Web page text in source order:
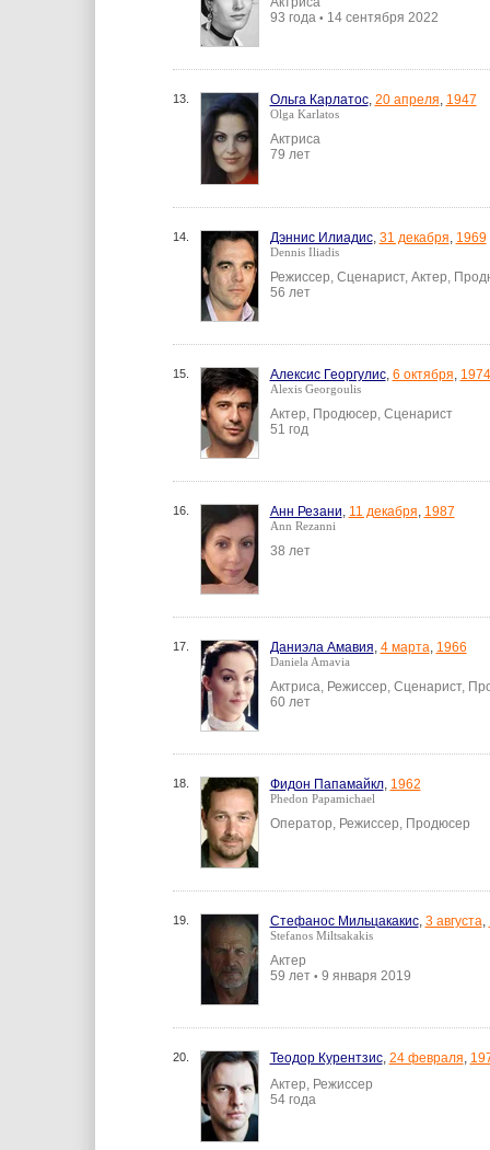
93 года • 14 сентября 2022
13. Ольга Карлатос, 20 апреля, 1947
Olga Karlatos
Актриса
79 лет
14. Дэннис Илиадис, 31 декабря, 1969
Dennis Iliadis
Режиссер, Сценарист, Актер,
56 лет
15. Алексис Георгулис, 6 октября, 1974
Alexis Georgoulis
Актер, Продюсер, Сценарист
51 год
16. Анн Резани, 11 декабря, 1987
Ann Rezanni
38 лет
17. Даниэла Амавия, 4 марта, 1966
Daniela Amavia
Актриса, Режиссер, Сценарист,
60 лет
18. Фидон Папамайкл, 1962
Phedon Papamichael
Оператор, Режиссер, Продюсер
19. Стефанос Мильцакакис, 3 августа,
Stefanos Miltsakakis
Актер
59 лет • 9 января 2019
20. Теодор Курентзис, 24 февраля,
Актер, Режиссер
54 года